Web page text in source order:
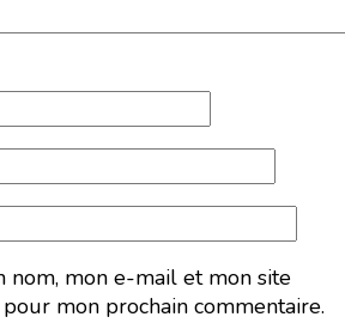
nom, mon e-mail et mon site
mon prochain commentaire.